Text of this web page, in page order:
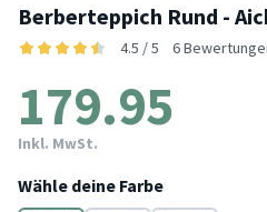
Berberteppich Rund -
4.5 / 5 6
179.95
Inkl. MwSt.
Wähle deine Farbe